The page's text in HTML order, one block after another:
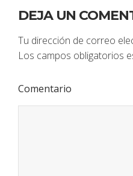
DEJA UN
Tu dirección de correo
Los campos obligatorios
Comentario